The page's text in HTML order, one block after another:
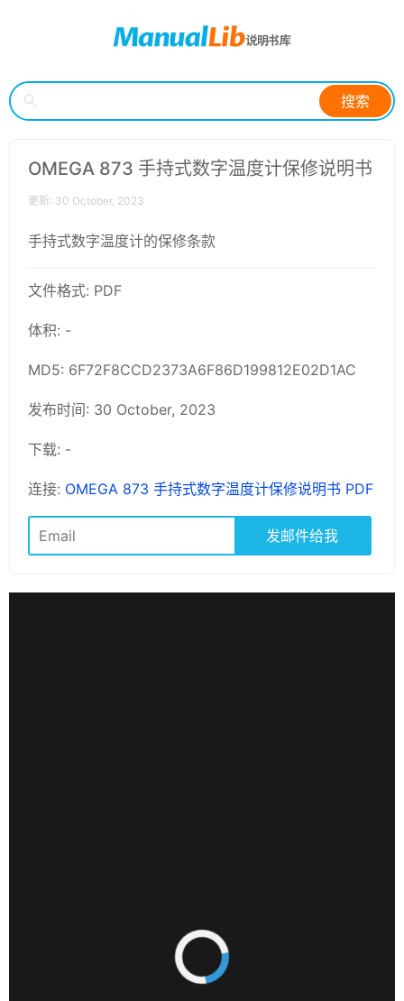
搜索
OMEGA 873 手持式数字温度计保修说明书
更新: 30 October, 2023
手持式数字温度计的保修条款
文件格式: PDF
体积: -
MD5: 6F72F8CCD2373A6F86D199812E02D1AC
发布时间: 30 October, 2023
下载: -
连接: OMEGA 873 手持式数字温度计保修说明书 PDF
发邮件给我